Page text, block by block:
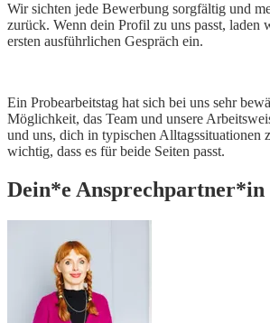
Wir sichten jede Bewerbung sorgfältig und
zurück. Wenn dein Profil zu uns passt, laden
ersten ausführlichen Gespräch ein.
Ein Probearbeitstag hat sich bei uns sehr
Möglichkeit, das Team und unsere
und uns, dich in typischen Alltagssituationen
wichtig, dass es für beide Seiten passt.
Dein*e Ansprechpartner*in